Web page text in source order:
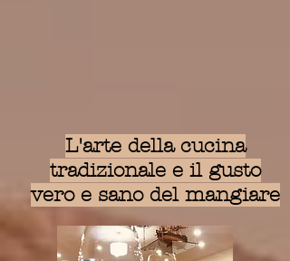
L'arte della cucina
tradizionale e il gusto
vero e sano del mangiare